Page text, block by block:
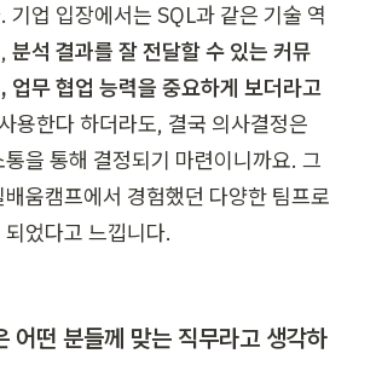
기업 입장에서는 SQL과 같은 기술 역
분석 결과를 잘 전달할 수 있는 커뮤
업무 협업 능력을 중요하게 보더라고
용한다 하더라도, 결국 의사결정은
을 통해 결정되기 마련이니까요. 그
움캠프에서 경험했던 다양한 팀프로
었다고 느낍니다.
어떤 분들께 맞는 직무라고 생각하